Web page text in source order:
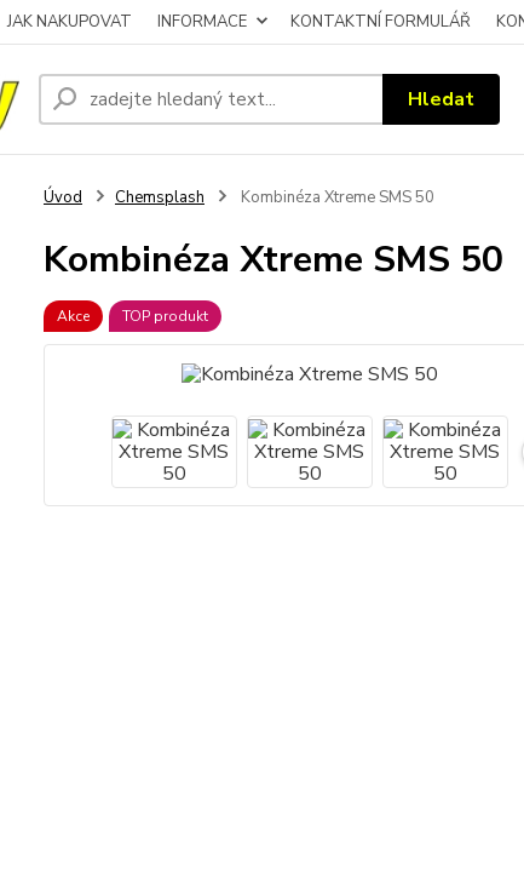
JAK NAKUPOVAT INFORMACE KONTAKTNÍ FORMULÁŘ
Hledat
Úvod Chemsplash Kombinéza Xtreme SMS 50
Kombinéza Xtreme SMS 50
Akce TOP produkt